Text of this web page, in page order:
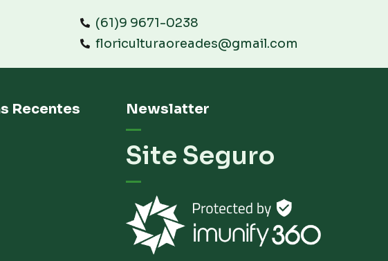
(61)9 9671-0238
floriculturaoreades@gmail.com
Recentes Newslatter
Site Seguro